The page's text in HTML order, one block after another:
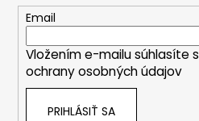
p
r
v
k
y
Email
Vložením e-mailu súhlasíte s
ochrany osobných údajov
PRIHLÁSIŤ SA